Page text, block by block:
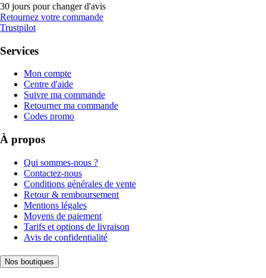
30 jours pour changer d'avis
Retournez votre commande
Trustpilot
Services
Mon compte
Centre d'aide
Suivre ma commande
Retourner ma commande
Codes promo
À propos
Qui sommes-nous ?
Contactez-nous
Conditions générales de vente
Retour & remboursement
Mentions légales
Moyens de paiement
Tarifs et options de livraison
Avis de confidentialité
Nos boutiques